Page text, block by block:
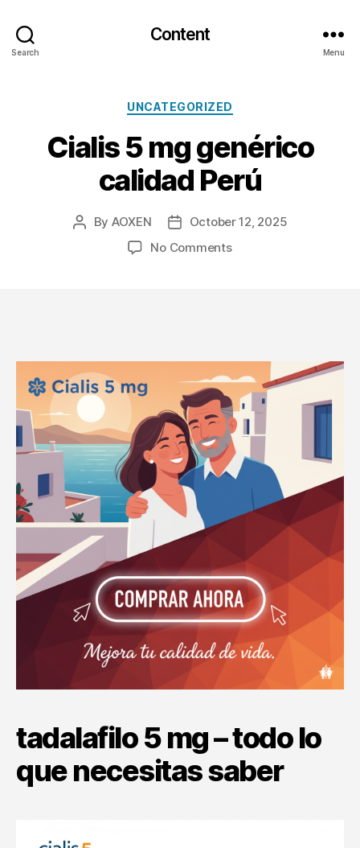
Search
Content
Menu
Categories
UNCATEGORIZED
Cialis 5 mg genérico
calidad Perú
Post
By AOXEN
Post
date
October 12, 2025
No Commentson
tadalafilo 5 mg – todo lo
que necesitas saber